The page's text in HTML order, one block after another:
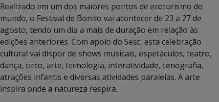
Realizado em um dos maiores pontos de ecoturismo do
mundo, o Festival de Bonito vai acontecer de 23 a 27 de
agosto, tendo um dia a mais de duração em relação às
edições anteriores. Com apoio do Sesc, esta celebração
cultural vai dispor de shows musicais, espetáculos, teatro,
dança, circo, arte, tecnologia, interatividade, cenografia,
atrações infantis e diversas atividades paralelas. A arte
inspira onde a natureza respira.